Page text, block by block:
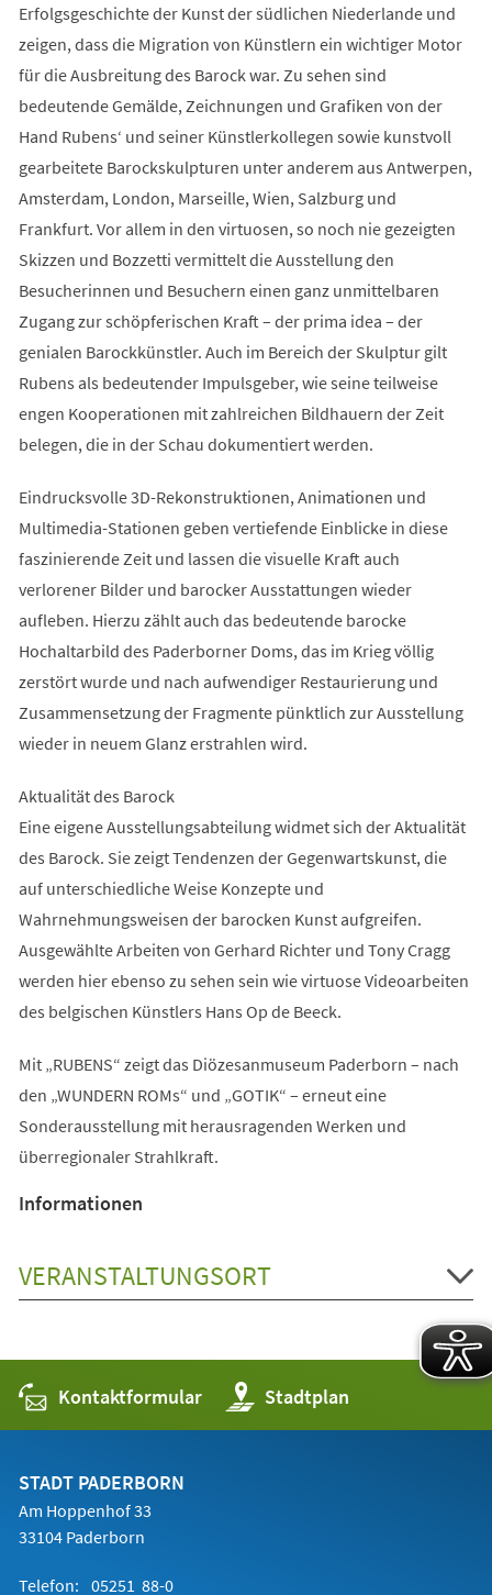
Erfolgsgeschichte der Kunst der südlichen Niederlande und
zeigen, dass die Migration von Künstlern ein wichtiger Motor
für die Ausbreitung des Barock war. Zu sehen sind
bedeutende Gemälde, Zeichnungen und Grafiken von der
Hand Rubens‘ und seiner Künstlerkollegen sowie kunstvoll
gearbeitete Barockskulpturen unter anderem aus Antwerpen,
Amsterdam, London, Marseille, Wien, Salzburg und
Frankfurt. Vor allem in den virtuosen, so noch nie gezeigten
Skizzen und Bozzetti vermittelt die Ausstellung den
Besucherinnen und Besuchern einen ganz unmittelbaren
Zugang zur schöpferischen Kraft – der prima idea – der
genialen Barockkünstler. Auch im Bereich der Skulptur gilt
Rubens als bedeutender Impulsgeber, wie seine teilweise
engen Kooperationen mit zahlreichen Bildhauern der Zeit
belegen, die in der Schau dokumentiert werden.
Eindrucksvolle 3D-Rekonstruktionen, Animationen und
Multimedia-Stationen geben vertiefende Einblicke in diese
faszinierende Zeit und lassen die visuelle Kraft auch
verlorener Bilder und barocker Ausstattungen wieder
aufleben. Hierzu zählt auch das bedeutende barocke
Hochaltarbild des Paderborner Doms, das im Krieg völlig
zerstört wurde und nach aufwendiger Restaurierung und
Zusammensetzung der Fragmente pünktlich zur Ausstellung
wieder in neuem Glanz erstrahlen wird.
Aktualität des Barock
Eine eigene Ausstellungsabteilung widmet sich der Aktualität
des Barock. Sie zeigt Tendenzen der Gegenwartskunst, die
auf unterschiedliche Weise Konzepte und
Wahrnehmungsweisen der barocken Kunst aufgreifen.
Ausgewählte Arbeiten von Gerhard Richter und Tony Cragg
werden hier ebenso zu sehen sein wie virtuose Videoarbeiten
des belgischen Künstlers Hans Op de Beeck.
Mit „RUBENS“ zeigt das Diözesanmuseum Paderborn – nach
den „WUNDERN ROMs“ und „GOTIK“ – erneut eine
Sonderausstellung mit herausragenden Werken und
überregionaler Strahlkraft.
Informationen
VERANSTALTUNGSORT
Kontaktformular Stadtplan
(Öffnet
in
einem
STADT PADERBORN
Am Hoppenhof 33
33104 Paderborn
Telefon: 05251 88-0